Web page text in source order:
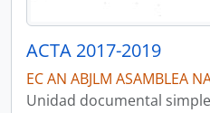
ACTA 2017-2019
EC AN ABJLM ASAMBLEA
Unidad documental simple